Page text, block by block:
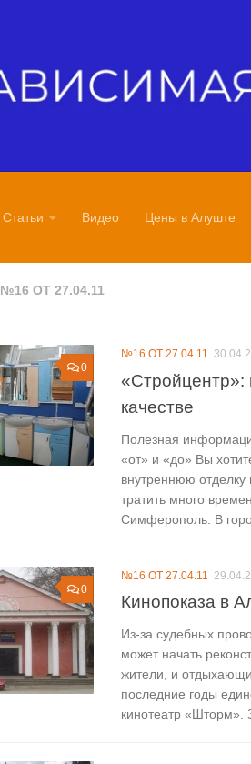
Статьи Видео Цены в Алуште
№16 ОТ 27.04.11
0
№16 ОТ 27.04.11
качестве
Полезная
«от» и «до» Вы
внутреннюю
тратить много
Симферополь. В
0
№16 ОТ 27.04.11
Кинопоказа в
Из-за судебных
может начать
жители, и
последние годы
кинотеатр «Шторм».